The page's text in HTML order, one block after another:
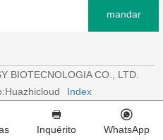
mandar
BIOTECNOLOGIA CO., LTD.
Index
Inquérito WhatsApp